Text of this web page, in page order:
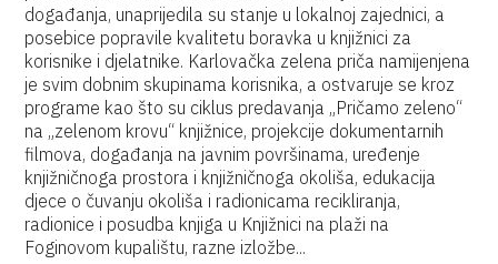
događanja, unaprijedila su stanje u lokalnoj zajednici, a
posebice popravile kvalitetu boravka u knjižnici za
korisnike i djelatnike. Karlovačka zelena priča namijenjena
je svim dobnim skupinama korisnika, a ostvaruje se kroz
programe kao što su ciklus predavanja „Pričamo zeleno“
na „zelenom krovu“ knjižnice, projekcije dokumentarnih
filmova, događanja na javnim površinama, uređenje
knjižničnoga prostora i knjižničnoga okoliša, edukacija
djece o čuvanju okoliša i radionicama recikliranja,
radionice i posudba knjiga u Knjižnici na plaži na
Foginovom kupalištu, razne izložbe...